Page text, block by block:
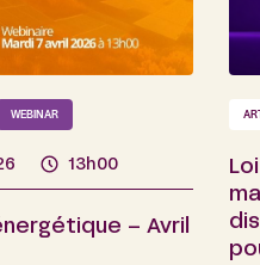
WEBINAR
13h00
– Avril